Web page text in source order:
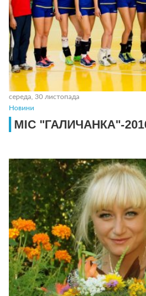
середа, 30 листопада
Новини
МІС "ГАЛИЧАНКА"-